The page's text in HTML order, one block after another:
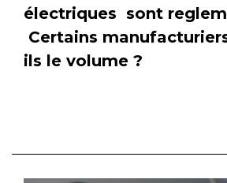
électriques sont
Certains
ils le volume ?